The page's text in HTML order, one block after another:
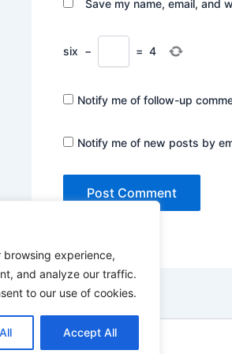
browsing experience,
and analyze our traffic.
to our use of cookies.
Accept All
Save my name, email, and
six − = 4
Notify me of follow-up
Notify me of new posts by